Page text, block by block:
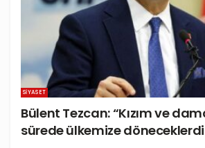
SIYASET
Bülent Tezcan: “Kızım ve
sürede ülkemize